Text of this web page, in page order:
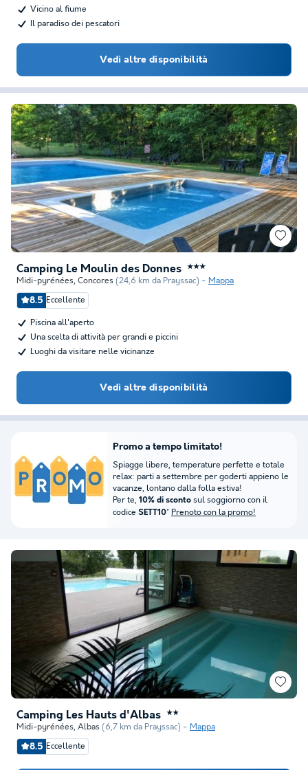
Vicino al fiume
Il paradiso dei pescatori
Vedi altre disponibilità
Camping Le Moulin des Donnes ★★★
Midi-pyrénées, Concores (24,6 km da Prayssac) Mappa
8.5 Eccellente
Piscina all'aperto
Una scelta di attività per grandi e piccini
Luoghi da visitare nelle vicinanze
Vedi altre disponibilità
Camping Les Hauts d'Albas ★★
Midi-pyrénées, Albas (6,7 km da Prayssac) Mappa
8.5 Eccellente
Promo a tempo limitato!
Spiagge libere, temperature perfette e totale
relax: parti a settembre per goderti appieno le
vacanze, lontano dalla folla estiva!
Per te, 10% di sconto sul soggiorno con il
codice SETT10* Prenoto con la promo!